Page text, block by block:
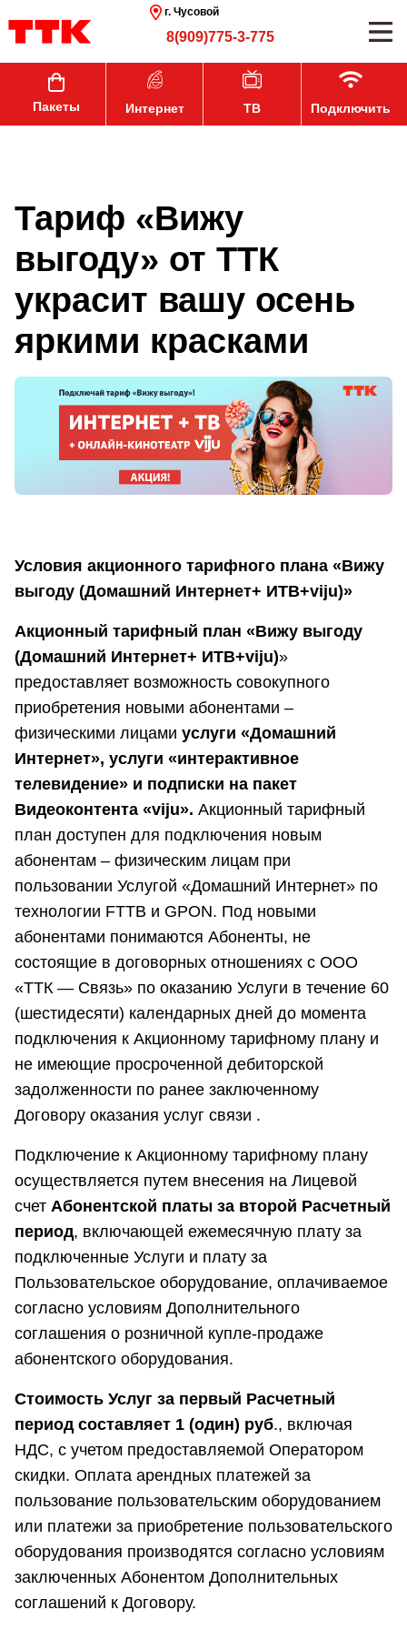
г. Чусовой
8(909)775-3-775
Пакеты Интернет ТВ Подключить
Тариф «Вижу
выгоду» от ТТК
украсит вашу осень
яркими красками
Условия акционного тарифного плана «Вижу
выгоду (Домашний Интернет+ ИТВ+viju)»
Акционный тарифный план «Вижу выгоду
(Домашний Интернет+ ИТВ+viju)»
предоставляет возможность совокупного
приобретения новыми абонентами –
физическими лицами услуги «Домашний
Интернет», услуги «интерактивное
телевидение» и подписки на пакет
Видеоконтента «viju». Акционный тарифный
план доступен для подключения новым
абонентам – физическим лицам при
пользовании Услугой «Домашний Интернет» по
технологии FTTB и GPON. Под новыми
абонентами понимаются Абоненты, не
состоящие в договорных отношениях с ООО
«ТТК — Связь» по оказанию Услуги в течение 60
(шестидесяти) календарных дней до момента
подключения к Акционному тарифному плану и
не имеющие просроченной дебиторской
задолженности по ранее заключенному
Договору оказания услуг связи .
Подключение к Акционному тарифному плану
осуществляется путем внесения на Лицевой
счет Абонентской платы за второй Расчетный
период, включающей ежемесячную плату за
подключенные Услуги и плату за
Пользовательское оборудование, оплачиваемое
согласно условиям Дополнительного
соглашения о розничной купле-продаже
абонентского оборудования.
Стоимость Услуг за первый Расчетный
период составляет 1 (один) руб., включая
НДС, с учетом предоставляемой Оператором
скидки. Оплата арендных платежей за
пользование пользовательским оборудованием
или платежи за приобретение пользовательского
оборудования производятся согласно условиям
заключенных Абонентом Дополнительных
соглашений к Договору.